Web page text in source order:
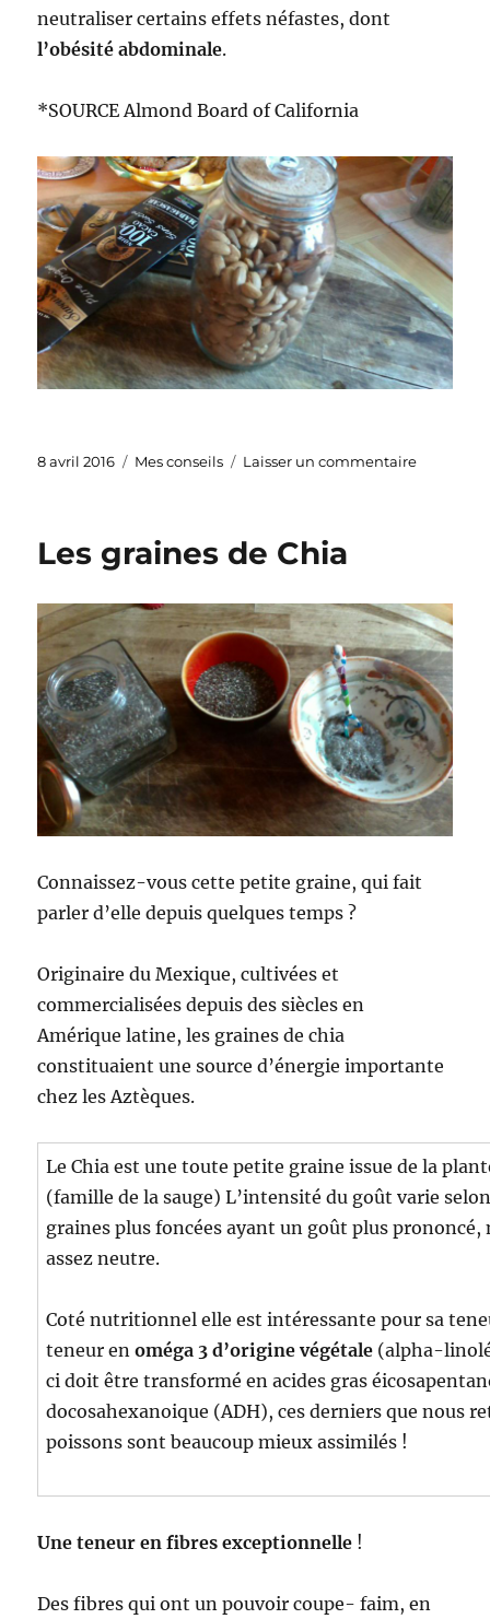
neutraliser certains effets néfastes, dont
l’obésité abdominale.
*SOURCE Almond Board of California
Publié
8 avril 2016 Catégories
Mes conseils Laisser un commentairesur
idéale
Les graines de Chia
Connaissez-vous cette petite graine, qui fait
parler d’elle depuis quelques temps ?
Originaire du Mexique, cultivées et
commercialisées depuis des siècles en
Amérique latine, les graines de chia
constituaient une source d’énergie importante
chez les Aztèques.
Le Chia est une toute petite graine issue de la
(famille de la sauge) L’intensité du goût varie
graines plus foncées ayant un goût plus
assez neutre.
Coté nutritionnel elle est intéressante pour sa
teneur enoméga 3 d’origine végétale (alpha-
ci doit être transformé en acides gras
docosahexanoique (ADH), ces derniers que nous
poissons sont beaucoup mieux assimilés !
Une teneur en fibres exceptionnelle !
Des fibres qui ont un pouvoir coupe- faim, en